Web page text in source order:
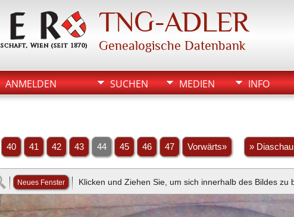
TNG-ADLER
Genealogische Datenbank
ANMELDEN SUCHEN MEDIEN INFO
40 41 42 43 44 45 46 47 Vorwärts» » Diaschau